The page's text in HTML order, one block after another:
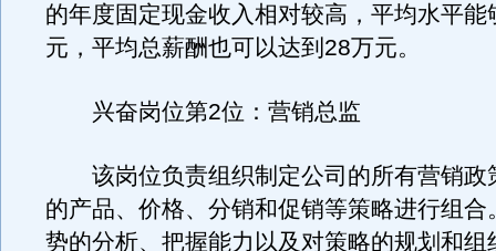
的年度固定现金收入相对较高，平均水平能
元，平均总薪酬也可以达到28万元。
兴奋岗位第2位：营销总监
该岗位负责组织制定公司的所有营销政
的产品、价格、分销和促销等策略进行组合
势的分析、把握能力以及对策略的规划和组